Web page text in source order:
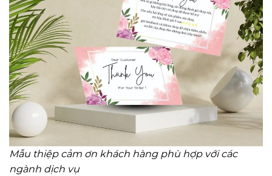
Mẫu thiệp cảm ơn khách hàng phù hợp với các
ngành dịch vụ